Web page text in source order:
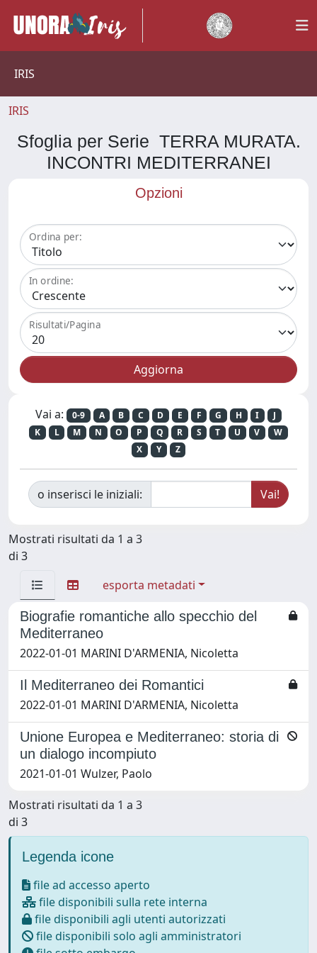
IRIS
IRIS
Sfoglia per Serie TERRA MURATA.
INCONTRI MEDITERRANEI
Opzioni
Ordina per:
In ordine:
Risultati/Pagina
Vai a: 0-9 A B C D E F G H I
J
K
L M N O P Q R S T U V
W
X
Y Z
o inserisci le iniziali:
Mostrati risultati da 1 a 3
di 3
esporta metadati
Biografie romantiche allo specchio del
Mediterraneo
2022-01-01 MARINI D'ARMENIA, Nicoletta
Il Mediterraneo dei Romantici
2022-01-01 MARINI D'ARMENIA, Nicoletta
Unione Europea e Mediterraneo: storia di
un dialogo incompiuto
2021-01-01 Wulzer, Paolo
Mostrati risultati da 1 a 3
di 3
Legenda icone
file ad accesso aperto
file disponibili sulla rete interna
file disponibili agli utenti autorizzati
file disponibili solo agli amministratori